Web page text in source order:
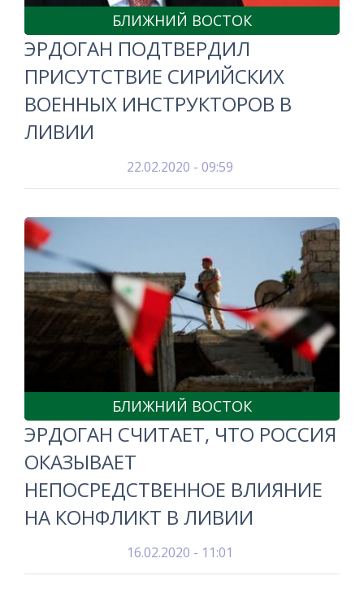
БЛИЖНИЙ ВОСТОК
ЭРДОГАН ПОДТВЕРДИЛ
ПРИСУТСТВИЕ СИРИЙСКИХ
ВОЕННЫХ ИНСТРУКТОРОВ В
ЛИВИИ
22.02.2020 - 09:59
БЛИЖНИЙ ВОСТОК
ЭРДОГАН СЧИТАЕТ, ЧТО РОССИЯ
ОКАЗЫВАЕТ
НЕПОСРЕДСТВЕННОЕ ВЛИЯНИЕ
НА КОНФЛИКТ В ЛИВИИ
16.02.2020 - 11:01